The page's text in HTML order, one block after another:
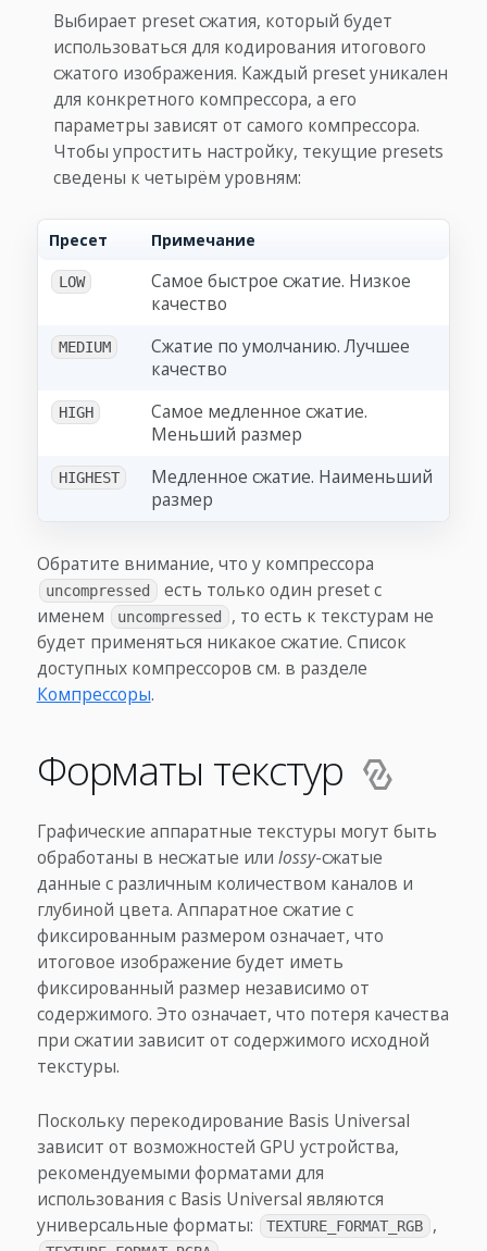
Выбирает preset сжатия, который будет
использоваться для кодирования итогового
сжатого изображения. Каждый preset уникален
для конкретного компрессора, а его
параметры зависят от самого компрессора.
Чтобы упростить настройку, текущие presets
сведены к четырём уровням:
Пресет Примечание
LOW
Самое быстрое сжатие. Низкое
качество
MEDIUM
Сжатие по умолчанию. Лучшее
качество
HIGH
Самое медленное сжатие.
Меньший размер
HIGHEST
Медленное сжатие. Наименьший
размер
Обратите внимание, что у компрессора
uncompressed
есть только один preset с
именем
uncompressed
, то есть к текстурам не
будет применяться никакое сжатие. Список
доступных компрессоров см. в разделе
Компрессоры.
Форматы текстур
Графические аппаратные текстуры могут быть
обработаны в несжатые или lossy-сжатые
данные с различным количеством каналов и
глубиной цвета. Аппаратное сжатие с
фиксированным размером означает, что
итоговое изображение будет иметь
фиксированный размер независимо от
содержимого. Это означает, что потеря качества
при сжатии зависит от содержимого исходной
текстуры.
Поскольку перекодирование Basis Universal
зависит от возможностей GPU устройства,
рекомендуемыми форматами для
использования с Basis Universal являются
универсальные форматы:
TEXTURE_FORMAT_RGB ,